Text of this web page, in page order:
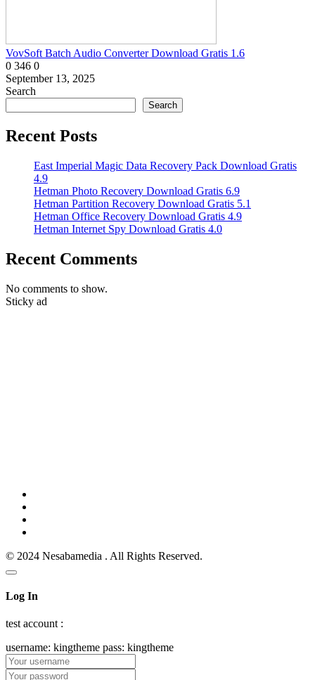
VovSoft Batch Audio Converter Download Gratis 1.6
0 346 0
September 13, 2025
Search
Search
Recent Posts
East Imperial Magic Data Recovery Pack Download Gratis
4.9
Hetman Photo Recovery Download Gratis 6.9
Hetman Partition Recovery Download Gratis 5.1
Hetman Office Recovery Download Gratis 4.9
Hetman Internet Spy Download Gratis 4.0
Recent Comments
No comments to show.
Sticky ad
© 2024 Nesabamedia . All Rights Reserved.
Log In
test account :
username: kingtheme pass: kingtheme